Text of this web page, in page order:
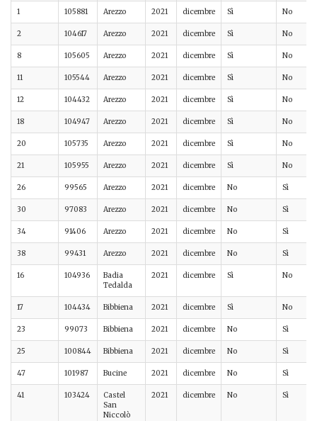
1 105881 Arezzo 2021 dicembre Sì No
2 104617 Arezzo 2021 dicembre Sì No
8 105605 Arezzo 2021 dicembre Sì No
11 105544 Arezzo 2021 dicembre Sì No
12 104432 Arezzo 2021 dicembre Sì No
18 104947 Arezzo 2021 dicembre Sì No
20 105735 Arezzo 2021 dicembre Sì No
21 105955 Arezzo 2021 dicembre Sì No
26 99565 Arezzo 2021 dicembre No Sì
30 97083 Arezzo 2021 dicembre No Sì
34 91406 Arezzo 2021 dicembre No Sì
38 99431 Arezzo 2021 dicembre No Sì
16 104936
Badia
Tedalda
2021 dicembre Sì No
17 104434 Bibbiena 2021 dicembre Sì No
23 99073 Bibbiena 2021 dicembre No Sì
25 100844 Bibbiena 2021 dicembre No Sì
47 101987 Bucine 2021 dicembre No Sì
41 103424
Castel
San
Niccolò
2021 dicembre No Sì